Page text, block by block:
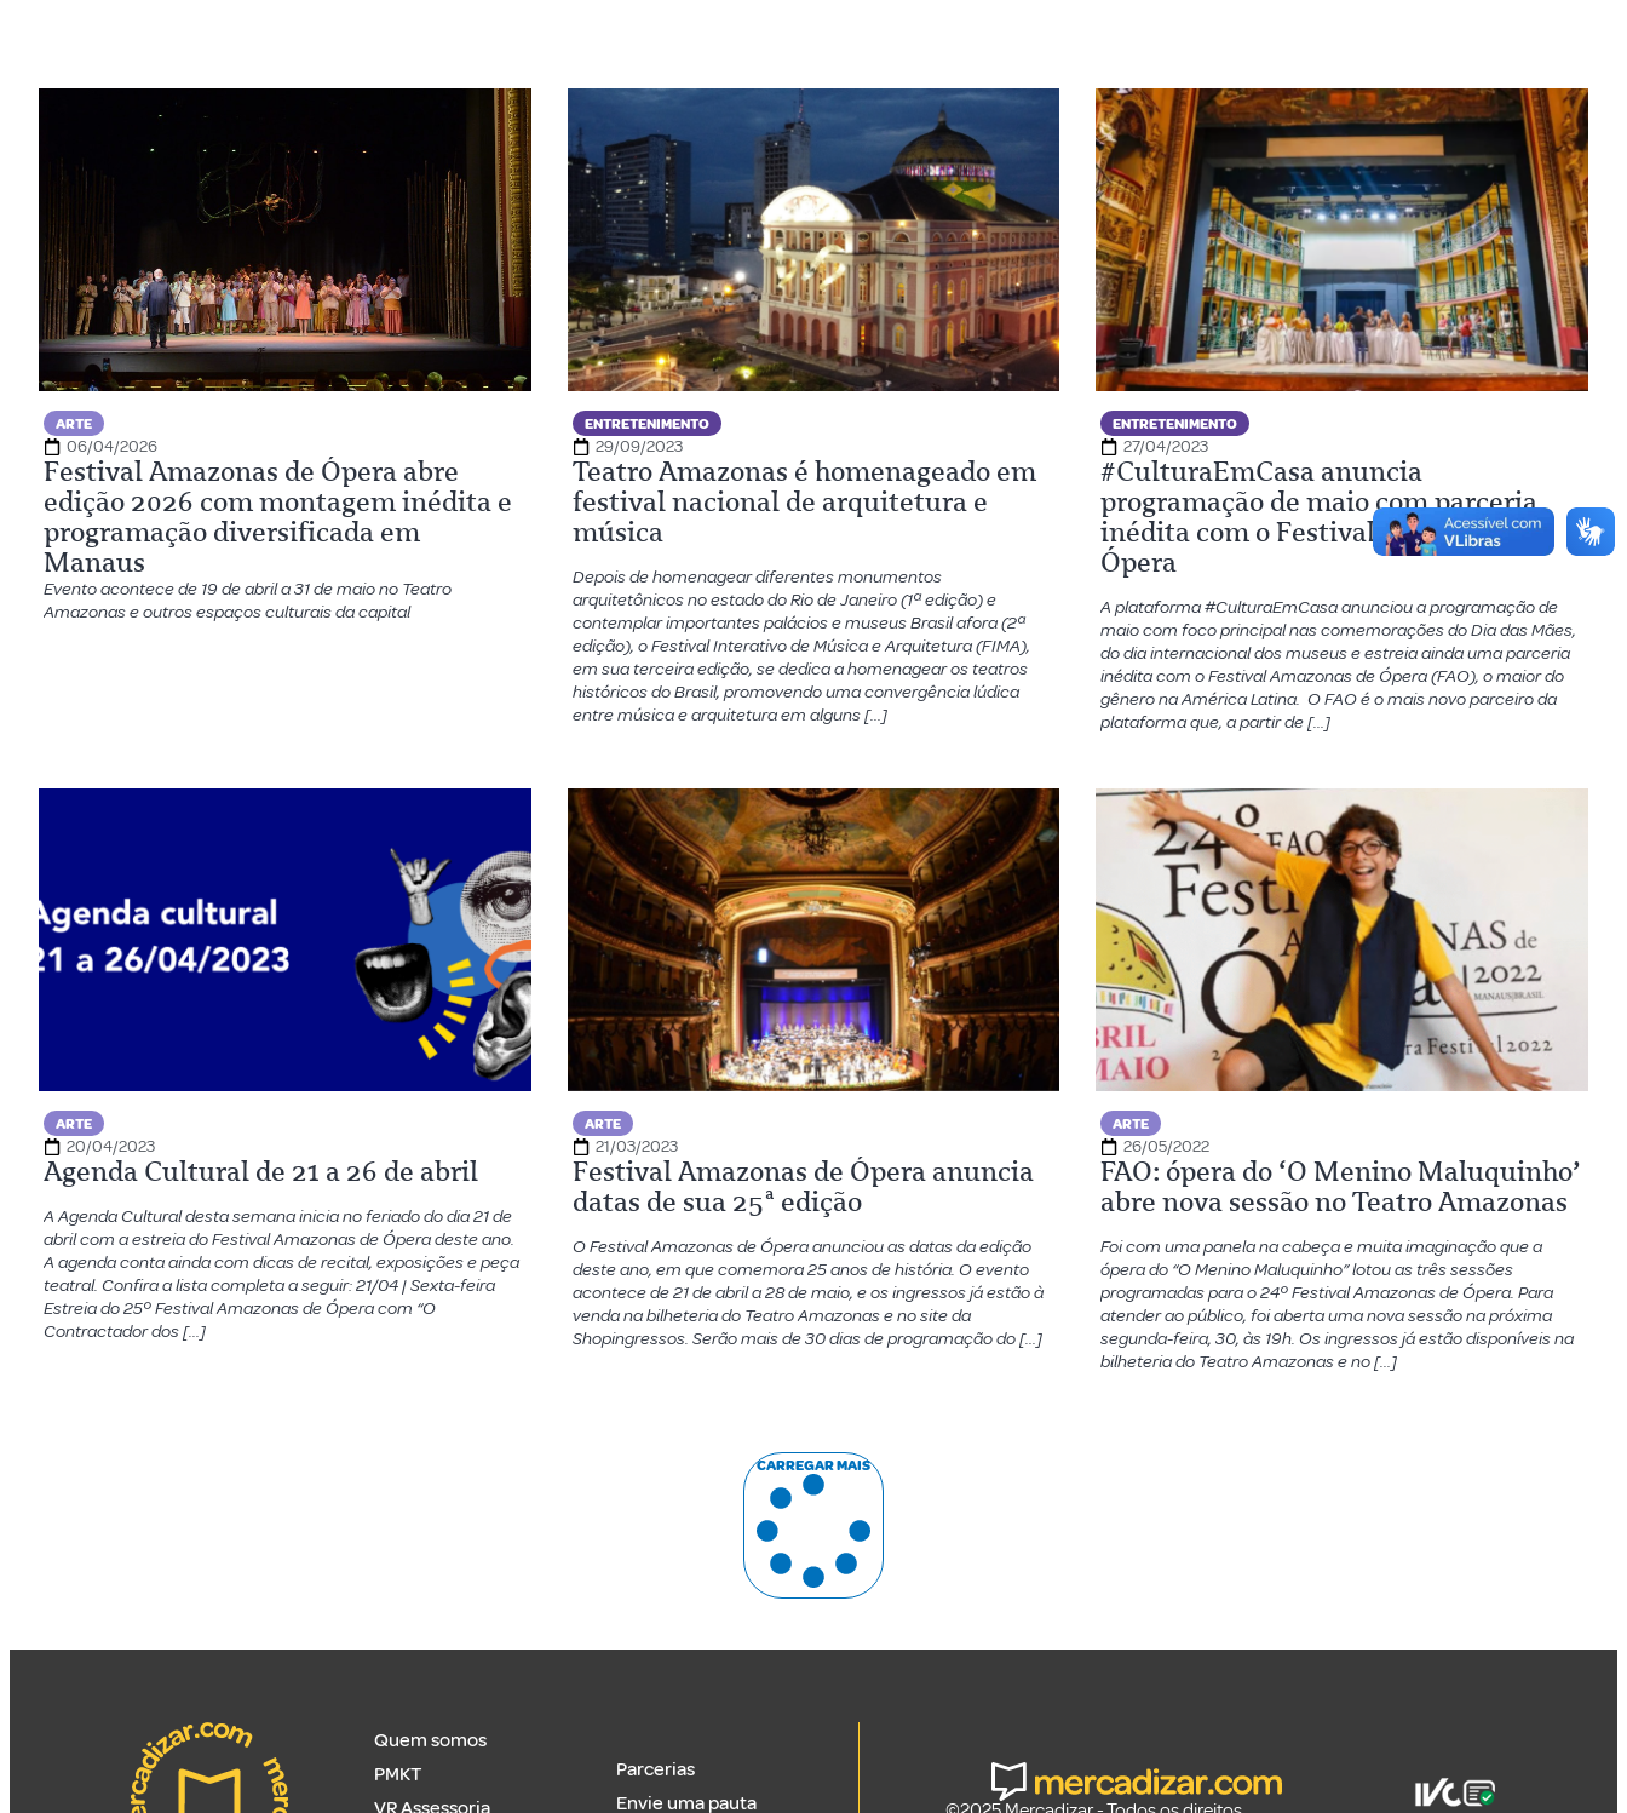
ARTE
06/04/2026
Festival Amazonas de Ópera abre
edição 2026 com montagem inédita e
programação diversificada em
Manaus
Evento acontece de 19 de abril a 31 de maio no Teatro
Amazonas e outros espaços culturais da capital
ENTRETENIMENTO
29/09/2023
Teatro Amazonas é homenageado em
festival nacional de arquitetura e
música
Depois de homenagear diferentes monumentos
arquitetônicos no estado do Rio de Janeiro (1ª edição) e
contemplar importantes palácios e museus Brasil afora (2ª
edição), o Festival Interativo de Música e Arquitetura (FIMA),
em sua terceira edição, se dedica a homenagear os teatros
históricos do Brasil, promovendo uma convergência lúdica
entre música e arquitetura em alguns […]
ENTRETENIMENTO
27/04/2023
#CulturaEmCasa anuncia
programação de maio com parceria
inédita com o Festival Amazonas de
Ópera
A plataforma #CulturaEmCasa anunciou a programação de
maio com foco principal nas comemorações do Dia das Mães,
do dia internacional dos museus e estreia ainda uma parceria
inédita com o Festival Amazonas de Ópera (FAO), o maior do
gênero na América Latina. O FAO é o mais novo parceiro da
plataforma que, a partir de […]
ARTE
20/04/2023
Agenda Cultural de 21 a 26 de abril
A Agenda Cultural desta semana inicia no feriado do dia 21 de
abril com a estreia do Festival Amazonas de Ópera deste ano.
A agenda conta ainda com dicas de recital, exposições e peça
teatral. Confira a lista completa a seguir: 21/04 | Sexta-feira
Estreia do 25º Festival Amazonas de Ópera com “O
Contractador dos […]
ARTE
21/03/2023
Festival Amazonas de Ópera anuncia
datas de sua 25ª edição
O Festival Amazonas de Ópera anunciou as datas da edição
deste ano, em que comemora 25 anos de história. O evento
acontece de 21 de abril a 28 de maio, e os ingressos já estão à
venda na bilheteria do Teatro Amazonas e no site da
Shopingressos. Serão mais de 30 dias de programação do […]
ARTE
26/05/2022
FAO: ópera do ‘O Menino Maluquinho’
abre nova sessão no Teatro Amazonas
Foi com uma panela na cabeça e muita imaginação que a
ópera do “O Menino Maluquinho” lotou as três sessões
programadas para o 24º Festival Amazonas de Ópera. Para
atender ao público, foi aberta uma nova sessão na próxima
segunda-feira, 30, às 19h. Os ingressos já estão disponíveis na
bilheteria do Teatro Amazonas e no […]
CARREGAR MAIS
Quem somos
PMKT
VR Assessoria
Parcerias
Envie uma pauta